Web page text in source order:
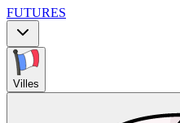
FUTURES
Villes